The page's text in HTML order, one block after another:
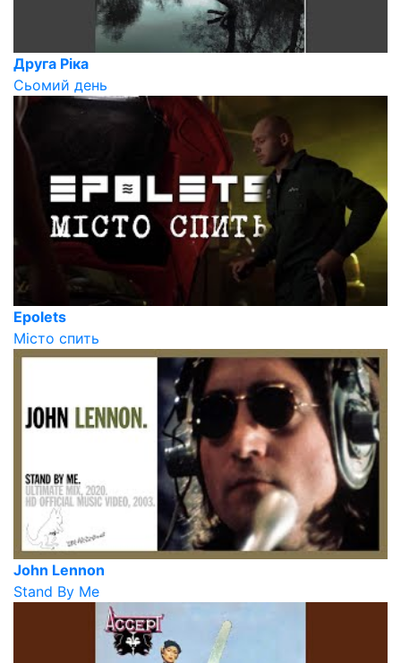
Друга Ріка
Сьомий день
Epolets
Місто спить
John Lennon
Stand By Me